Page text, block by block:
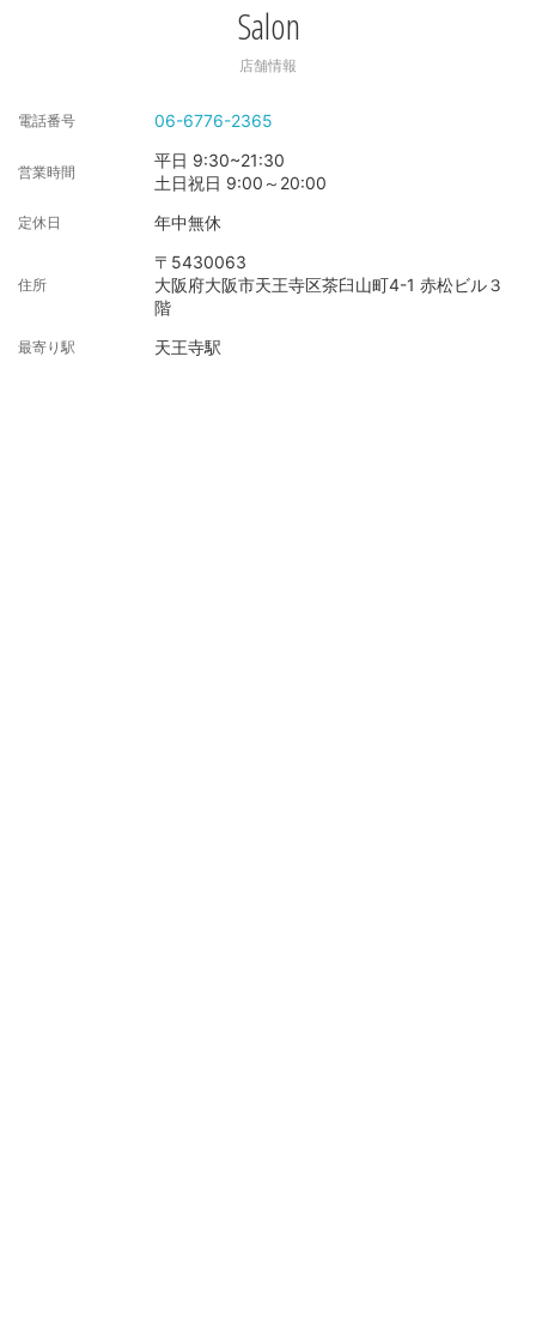
Salon
店舗情報
電話番号 06-6776-2365
営業時間
平日 9:30~21:30
土日祝日 9:00～20:00
定休日 年中無休
住所
〒5430063
大阪府大阪市天王寺区茶臼山町4-1 赤松ビル３
階
最寄り駅 天王寺駅